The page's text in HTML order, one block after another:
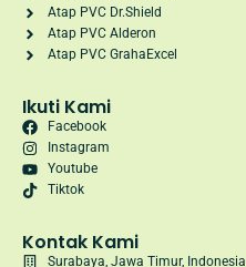
Atap PVC Dr.Shield
Atap PVC Alderon
Atap PVC GrahaExcel
Ikuti Kami
Facebook
Instagram
Youtube
Tiktok
Kontak Kami
Surabaya, Jawa Timur, Indonesia